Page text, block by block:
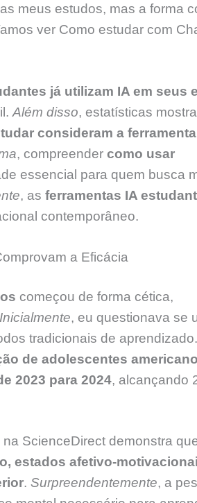
meus estudos, mas a forma
ver Como estudar com
já utilizam IA em seus
Além disso, estatísticas
consideram a
, compreender como usar
essencial para quem busca
, as ferramentas IA
contemporâneo.
a Eficácia
começou de forma cética,
Inicialmente, eu questionava se
tradicionais de aprendizado.
de adolescentes
2023 para 2024, alcançando
ScienceDirect demonstra
estados afetivo-
. Surpreendentemente, a